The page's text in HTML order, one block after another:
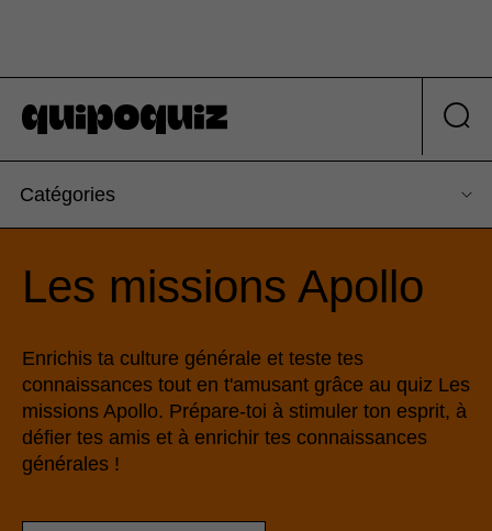
Catégories
Les missions Apollo
Enrichis ta culture générale et teste tes
connaissances tout en t'amusant grâce au quiz Les
missions Apollo. Prépare-toi à stimuler ton esprit, à
défier tes amis et à enrichir tes connaissances
générales !